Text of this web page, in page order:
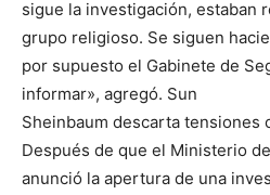
sigue la investigación, estaban
grupo religioso. Se siguen
por supuesto el Gabinete de
informar», agregó. Sun
Sheinbaum descarta tensiones
Después de que el Ministerio
anunció la apertura de una